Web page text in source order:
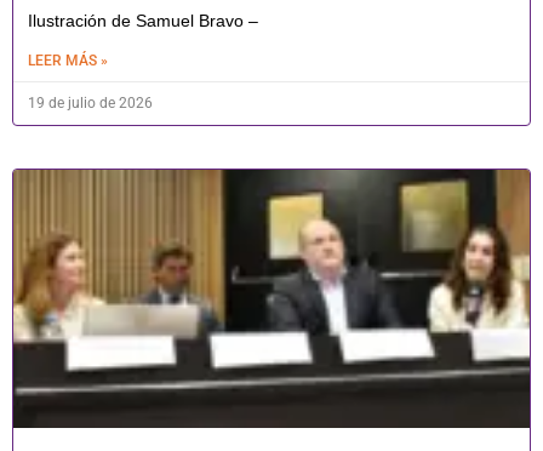
Ilustración de Samuel Bravo –
LEER MÁS »
19 de julio de 2026